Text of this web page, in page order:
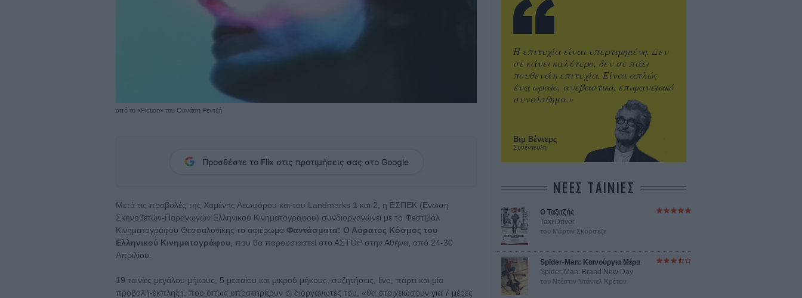
από το «Fiction» του Θανάση Ρεντζή
Προσθέστε το Flix στις προτιμήσεις σας στο Google
Μετά τις προβολές της Χαμένης Λεωφόρου και του Landmarks 1 και 2, η ΕΣΠΕΚ (Ενωση
Σκηνοθετών-Παραγωγών Ελληνικού Κινηματογράφου) συνδιοργανώνει με το Φεστιβάλ
Κινηματογράφου Θεσσαλονίκης το αφιέρωμα Φαντάσματα: Ο Αόρατος Κόσμος του
Ελληνικού Κινηματογράφου , που θα παρουσιαστεί στο ΑΣΤΟΡ στην Αθήνα, από 24-30
Απριλίου.
19 ταινίες μεγάλου μήκους, 5 μεσαίου και μικρού μήκους, συζητήσεις, live, πάρτι και μία
προβολή-έκπληξη, που όπως υποστηρίζουν οι διοργανωτές του, «θα στοιχειώσουν για 7 μέρες
Βιμ Βέντερς
Συνέντευξη
Η επιτυχία είναι υπερτιμημένη. Δεν
σε κάνει καλύτερο, δεν σε πάει
πουθενά η επιτυχία. Είναι απλώς
ένα ωραίο, ανεβαστικό, επιφανειακό
συναίσθημα.»
ΝΕΕΣ ΤΑΙΝΙΕΣ
O Ταξιτζής
Taxi Driver
του Μάρτιν Σκορσέζε
Spider-Man: Καινούργια Μέρα
Spider-Man: Brand New Day
του Ντέστιν Ντάνιελ Κρέτον